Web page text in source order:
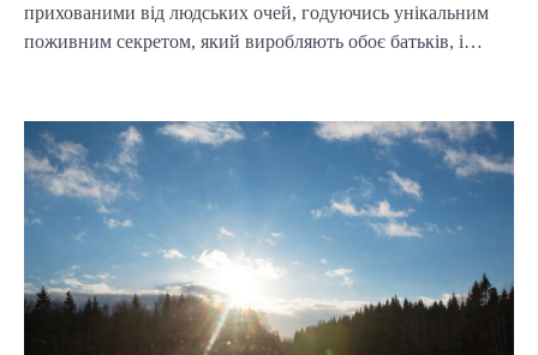
прихованими від людських очей, годуючись унікальним
поживним секретом, який виробляють обоє батьків, і…